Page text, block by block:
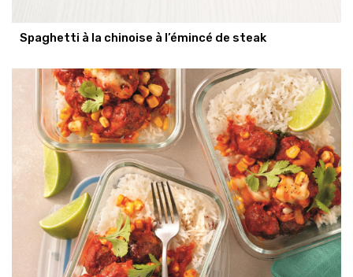
Spaghetti à la chinoise à l’émincé de steak